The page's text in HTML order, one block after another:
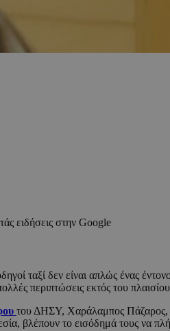
ειδήσεις στην Google
ταξί δεν είναι απλώς ένας
περιπτώσεις εκτός του
του ΔΗΣΥ, Χαράλαμπος Πάζαρος,
βλέπουν το εισόδημά τους να